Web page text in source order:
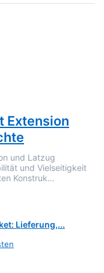
noch keine
Extension
und Latzug
und Vielseitigkeit
Konstruk…
Lieferung,...